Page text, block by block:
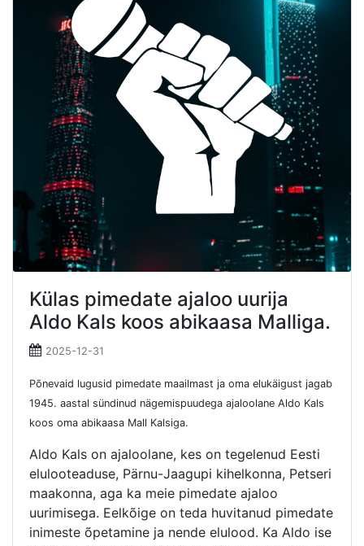
Külas pimedate ajaloo uurija
Aldo Kals koos abikaasa Malliga.
2025-12-31
Põnevaid lugusid pimedate maailmast ja oma elukäigust jagab
1945. aastal sündinud nägemispuudega ajaloolane Aldo Kals
koos oma abikaasa Mall Kalsiga.
Aldo Kals on ajaloolane, kes on tegelenud Eesti
elulooteaduse, Pärnu-Jaagupi kihelkonna, Petseri
maakonna, aga ka meie pimedate ajaloo
uurimisega. Eelkõige on teda huvitanud pimedate
inimeste õpetamine ja nende elulood. Ka Aldo ise